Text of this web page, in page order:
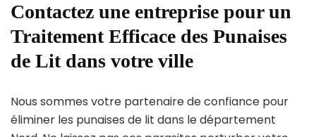
Contactez une entreprise pour un
Traitement Efficace des Punaises
de Lit dans votre ville
Nous sommes votre partenaire de confiance pour
éliminer les punaises de lit dans le département